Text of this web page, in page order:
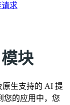
求
块
原生支持的 AI 提
您的应用中，您